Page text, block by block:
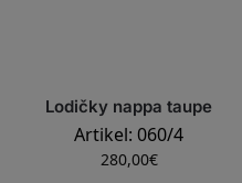
Lodičky nappa taupe
Artikel: 060/4
280,00€